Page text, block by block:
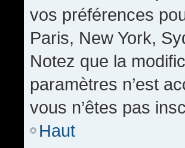
vos préférences
Paris, New York,
Notez que la
paramètres n’est
vous n’êtes pas
Haut